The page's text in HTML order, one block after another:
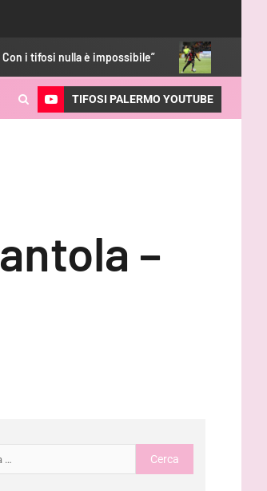
impossibile” Luvumbo, ritorno subito
TIFOSI PALERMO YOUTUBE
–